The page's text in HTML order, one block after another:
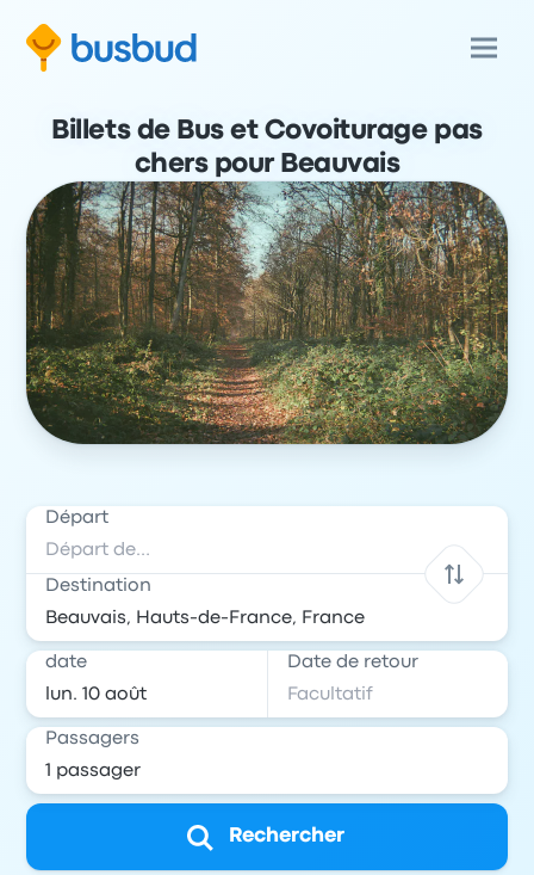
Billets de Bus et Covoiturage pas
chers pour Beauvais
Départ
Destination
date Date de retour
Passagers
Rechercher